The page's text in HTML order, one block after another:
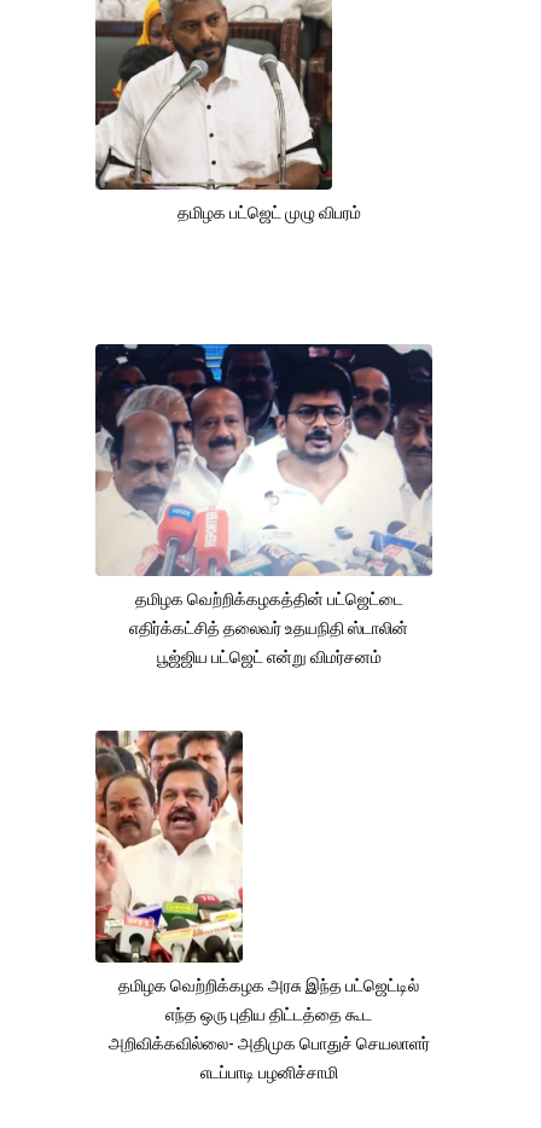
தமிழக பட்ஜெட் முழு விபரம்
தமிழக வெற்றிக்கழகத்தின் பட்ஜெட்டை
எதிர்க்கட்சித் தலைவர் உதயநிதி ஸ்டாலின்
பூஜ்ஜிய பட்ஜெட் என்று விமர்சனம்
தமிழக வெற்றிக்கழக அரசு இந்த பட்ஜெட்டில்
எந்த ஒரு புதிய திட்டத்தை கூட
அறிவிக்கவில்லை- அதிமுக பொதுச் செயலாளர்
எடப்பாடி பழனிச்சாமி